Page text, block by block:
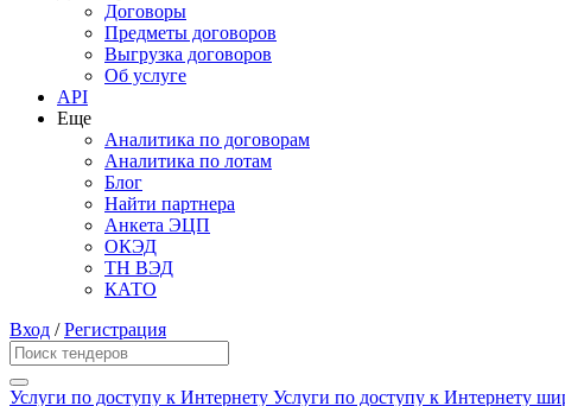
Договоры
Предметы договоров
Выгрузка договоров
Об услуге
API
Еще
Аналитика по договорам
Аналитика по лотам
Блог
Найти партнера
Анкета ЭЦП
ОКЭД
ТН ВЭД
КАТО
Вход /Регистрация
Услуги по доступу к Интернету Услуги по доступу к Интернету